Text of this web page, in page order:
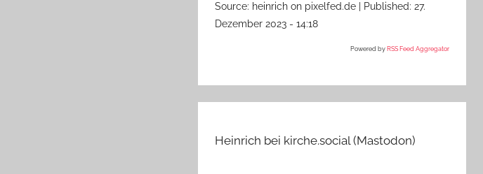
Source: heinrich on pixelfed.de | Published:27.
Dezember 2023 - 14:18
Powered by RSS Feed Aggregator
Heinrich bei kirche.social (Mastodon)